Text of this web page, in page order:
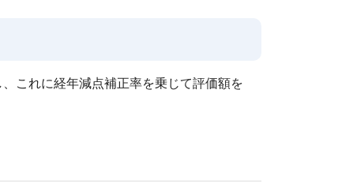
これに経年減点補正率を乗じて評価額を